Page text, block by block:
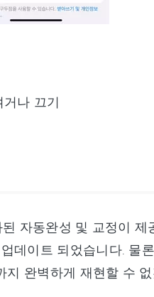
나 끄기
자동완성 및 교정이 제
데이트 되었습니다. 물
완벽하게 재현할 수